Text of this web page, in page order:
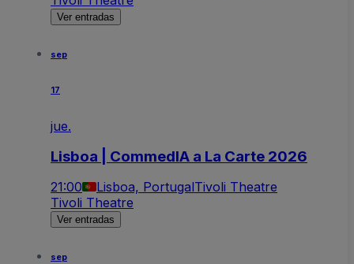
Ver entradas
sep
17
jue.
Lisboa | CommedIA a La Carte 2026
21:00 Lisboa, PortugalTivoli Theatre
Tivoli Theatre
Ver entradas
sep